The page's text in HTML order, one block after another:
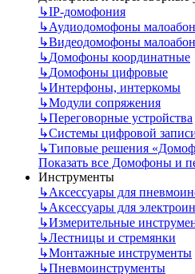
↳IP-домофония
↳Аудиодомофоны
↳Видеодомофоны
↳Домофоны координатные
↳Домофоны цифровые
↳Интерфоны, интеркомы
↳Модули сопряжения
↳Переговорные устройства
↳Системы цифровой
↳Типовые решения
Показать все Домофоны и
Инструменты
↳Аксессуары для
↳Аксессуары для
↳Измерительные
↳Лестницы и стремянки
↳Монтажные инструменты
↳Пневмоинструменты